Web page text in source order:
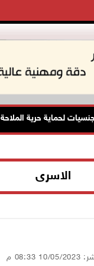
لحماية حرية الملاحة
الاسرى
م